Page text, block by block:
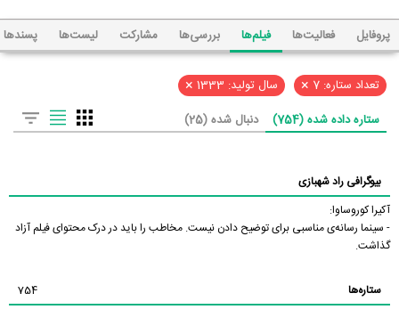
پروفایل فعالیت‌ها فیلم‌ها بررسی‌ها مشارکت لیست‌ها پسند‌ها
تعداد ستاره: 7 × سال تولید: 1333 ×
ستاره داده شده (754) دنبال شده (25)
بیوگرافی راد شهبازی
آکیرا کوروساوا:
- سینما رسانه‌ی مناسبی برای توضیح دادن نیست. مخاطب را باید در درک محتوای فیلم آزاد
گذاشت.
ستاره‌ها 754